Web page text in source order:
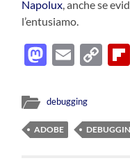
Napolux , anche se
l’entusiamo.
Email
debugging
ADOBE